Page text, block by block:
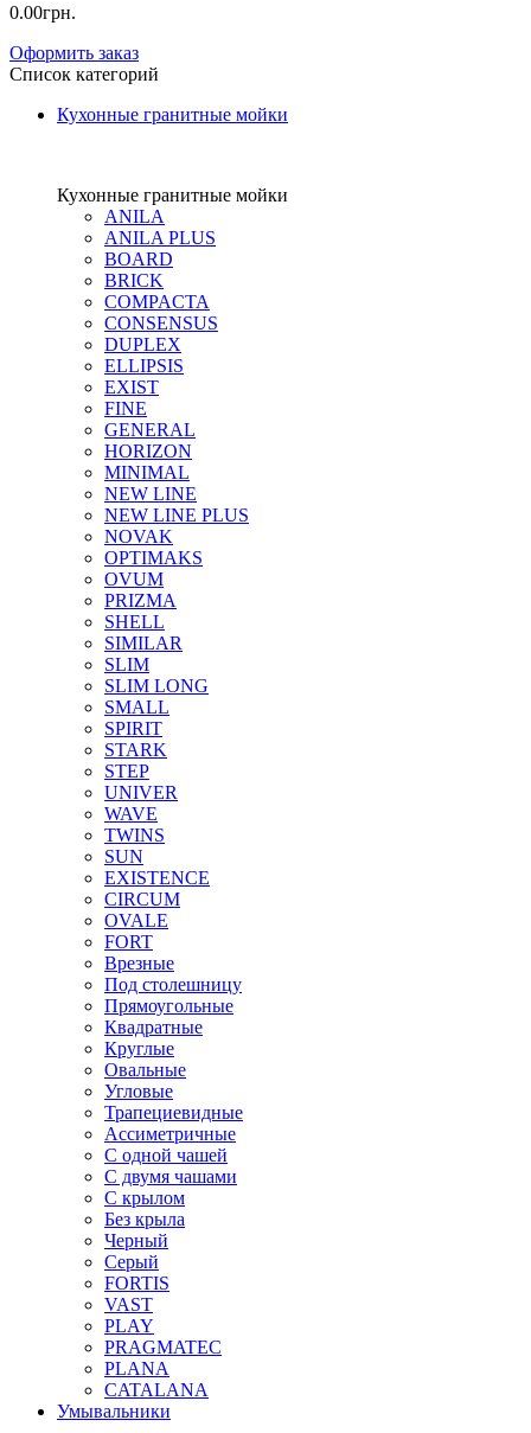
0.00грн.
Оформить заказ
Список категорий
Кухонные гранитные мойки
Кухонные гранитные мойки
ANILA
ANILA PLUS
BOARD
BRICK
COMPACTA
CONSENSUS
DUPLEX
ELLIPSIS
EXIST
FINE
GENERAL
HORIZON
MINIMAL
NEW LINE
NEW LINE PLUS
NOVAK
OPTIMAKS
OVUM
PRIZMA
SHELL
SIMILAR
SLIM
SLIM LONG
SMALL
SPIRIT
STARK
STEP
UNIVER
WAVE
TWINS
SUN
EXISTENCE
CIRCUM
OVALE
FORT
Врезные
Под столешницу
Прямоугольные
Квадратные
Круглые
Овальные
Угловые
Трапециевидные
Ассиметричные
С одной чашей
С двумя чашами
С крылом
Без крыла
Черный
Серый
FORTIS
VAST
PLAY
PRAGMATEC
PLANA
CATALANA
Умывальники